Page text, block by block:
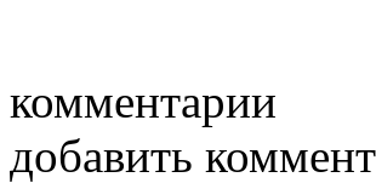
комментарии
добавить